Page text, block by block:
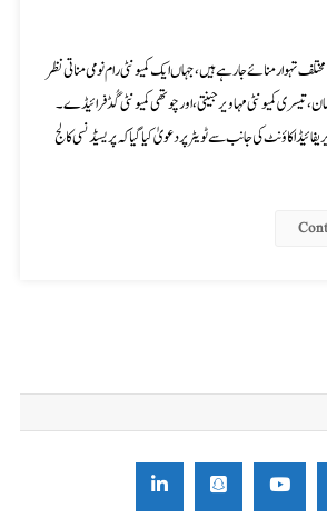
تہوار منائے جا رہے ہیں، جہاں ایک کمیونٹی رام نومی مناتی نظر
تیسری کمیونٹی مہاویر جینتی، اور چوتھی کمیونٹی گُڈ فرائیڈے۔
اکاؤنٹ کی جانب سے ٹویٹر پر دعویٰ کیا گیاکہ پریسیڈنسی کالج